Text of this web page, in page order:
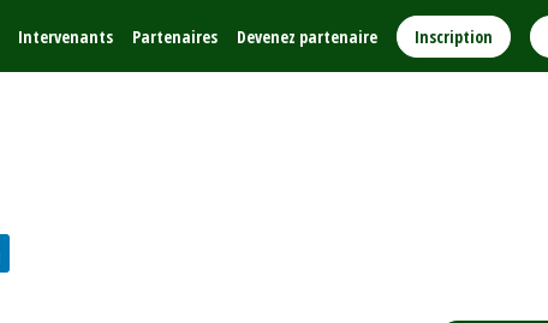
Intervenants Partenaires Devenez partenaire Inscription